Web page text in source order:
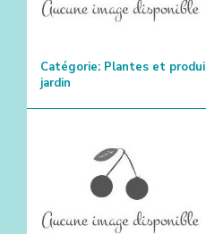
Catégorie: Plantes et
jardin